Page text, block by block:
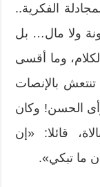
الفكرية..
ولا مال… بل
وما أقسى
بالإنصات
الحسن! وكان
قائلا: «إن
ما تبكي».